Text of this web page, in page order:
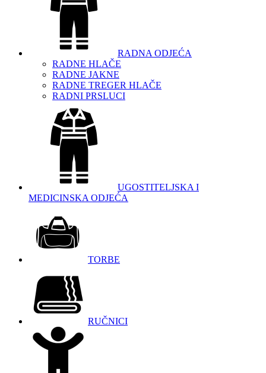
RADNA ODJEĆA
RADNE HLAČE
RADNE JAKNE
RADNE TREGER HLAČE
RADNI PRSLUCI
UGOSTITELJSKA I
MEDICINSKA ODJEĆA
TORBE
RUČNICI